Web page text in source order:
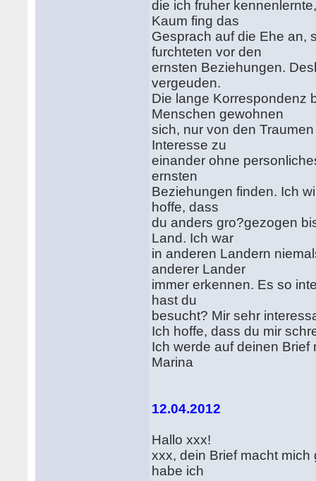
die ich fruher
Kaum fing das
Gesprach auf die Ehe an,
furchteten vor den
ernsten Beziehungen.
vergeuden.
Die lange Korrespondenz
Menschen gewohnen
sich, nur von den
Interesse zu
einander ohne
ernsten
Beziehungen finden. Ich
hoffe, dass
du anders gro?gezogen
Land. Ich war
in anderen Landern
anderer Lander
immer erkennen. Es so
hast du
besucht? Mir sehr
Ich hoffe, dass du mir
Ich werde auf deinen
Marina
12.04.2012
Hallo xxx!
xxx, dein Brief macht
habe ich